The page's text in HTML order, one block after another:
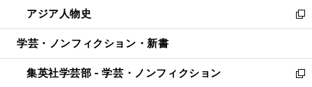
く
で
開
ド
ウ
開
く
ィ
ン
ウ
で
い
ウ
ン
ド
アジア人物史
新
し
ウ
ィ
学芸・ノンフィクション・新書
集英社学芸部 - 学芸・ノンフィクション
新